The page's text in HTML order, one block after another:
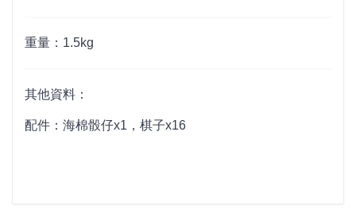
重量：1.5kg
其他資料：
配件：海棉骰仔x1，棋子x16